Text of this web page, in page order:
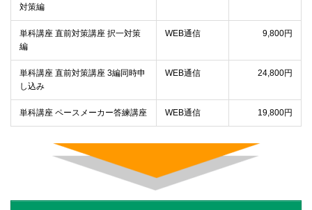
対策編
単科講座 直前対策講座 択一対策
編
WEB通信 9,800円
単科講座 直前対策講座 3編同時申
し込み
WEB通信 24,800円
単科講座 ペースメーカー答練講座 WEB通信 19,800円